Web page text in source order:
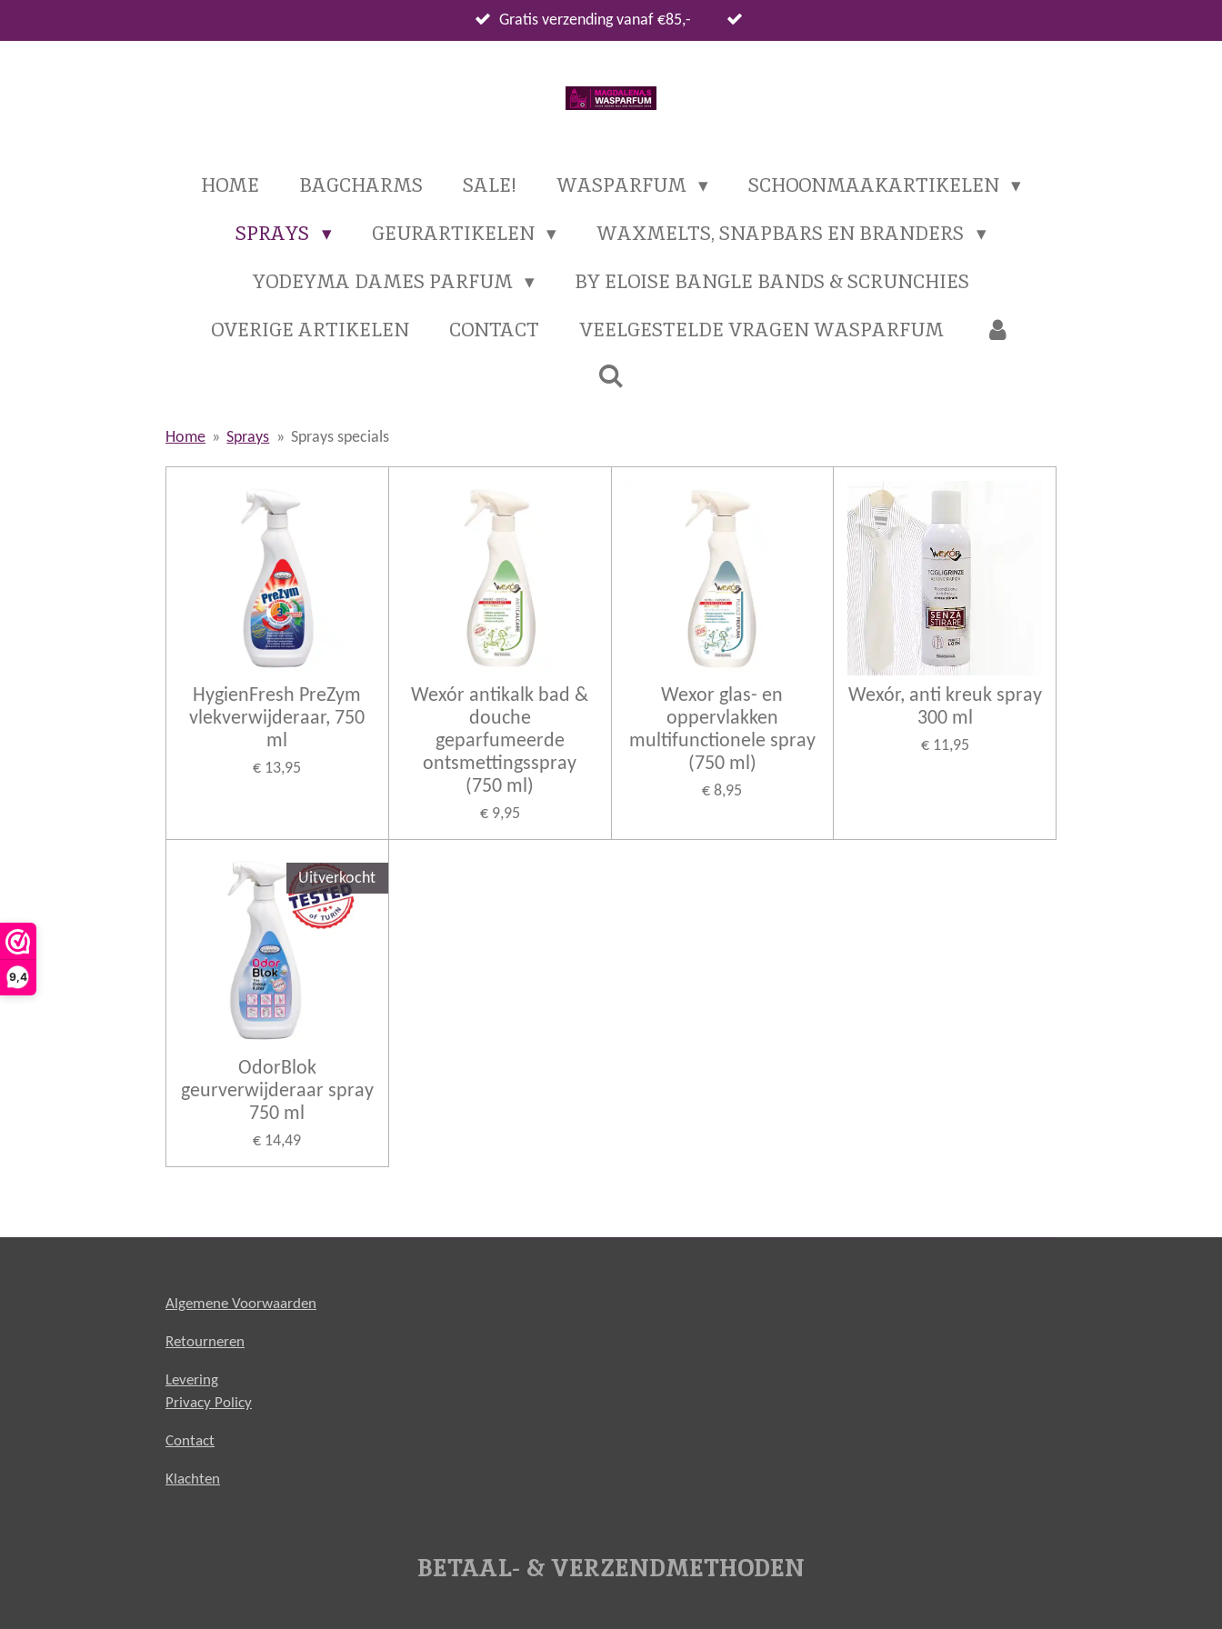
9,4
direct
Gratis verzending vanaf €85,-
HOME BAGCHARMS SALE! WASPARFUM
SCHOONMAAKARTIKELEN
SPRAYS
GEURARTIKELEN
WAXMELTS, SNAPBARS EN BRANDERS
YODEYMA DAMES PARFUM
BY ELOISE BANGLE BANDS & SCRUNCHIES
OVERIGE ARTIKELEN
CONTACT VEELGESTELDE VRAGEN WASPARFUM
Home » Sprays » Sprays specials
HygienFresh PreZym
vlekverwijderaar, 750
ml
€ 13,95
Wexór antikalk bad &
douche
geparfumeerde
ontsmettingsspray
(750 ml)
€ 9,95
Wexor glas- en
oppervlakken
multifunctionele spray
(750 ml)
€ 8,95
Wexór, anti kreuk spray
300 ml
€ 11,95
Uitverkocht
OdorBlok
geurverwijderaar spray
750 ml
€ 14,49
Algemene Voorwaarden
Retourneren
Levering
Privacy Policy
Contact
Klachten
BETAAL- & VERZENDMETHODEN